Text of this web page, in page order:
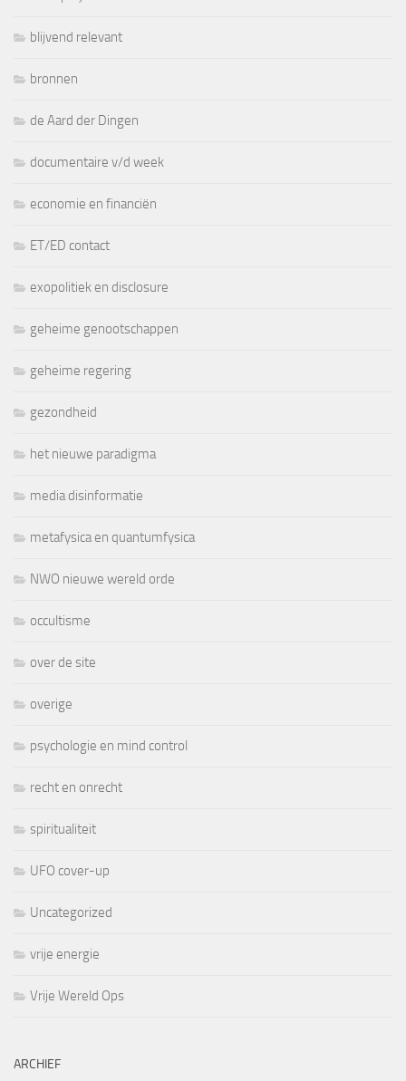
blijvend relevant
bronnen
de Aard der Dingen
documentaire v/d week
economie en financiën
ET/ED contact
exopolitiek en disclosure
geheime genootschappen
geheime regering
gezondheid
het nieuwe paradigma
media disinformatie
metafysica en quantumfysica
NWO nieuwe wereld orde
occultisme
over de site
overige
psychologie en mind control
recht en onrecht
spiritualiteit
UFO cover-up
Uncategorized
vrije energie
Vrije Wereld Ops
ARCHIEF